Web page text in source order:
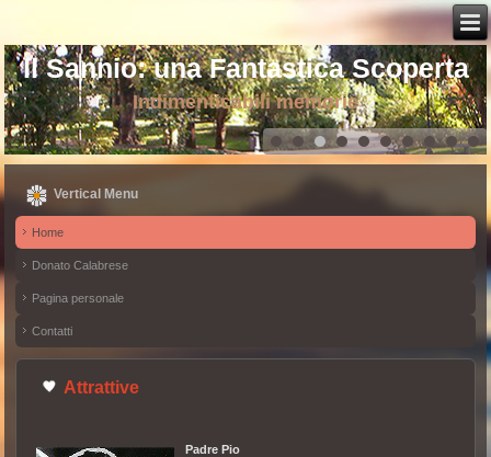
Il Sannio: una Fantastica Scoperta
Indimenticabili memorie
Vertical Menu
Home
Donato Calabrese
Pagina personale
Contatti
Attrattive
Padre Pio